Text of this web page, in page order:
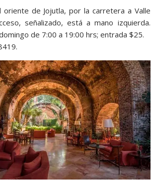
oriente de Jojutla, por la carretera a Valle
señalizado, está a mano izquierda.
de 7:00 a 19:00 hrs; entrada $25.